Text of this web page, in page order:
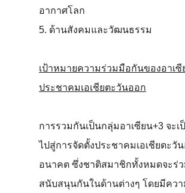
อากาศโลก
5. ด้านสังคมและวัฒนธรรม
เป้าหมายความร่วมมือกันของอาเซี
ประชาคมเอเชียตะวันออก
การรวมกันเป็นกลุ่มอาเซียน+3 จะเ
ไปสู่การจัดตั้งประชาคมเอเชียตะวั
อนาคต ซึ่งชาติสมาชิกทั้งหมดจะร่
สนับสนุนกันในด้านต่างๆ โดยมีคว